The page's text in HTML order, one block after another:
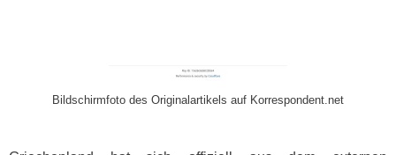
Bildschirmfoto des Originalartikels auf Korrespondent.net